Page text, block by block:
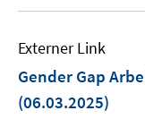
Externer Link
Gender Gap
(06.03.2025)